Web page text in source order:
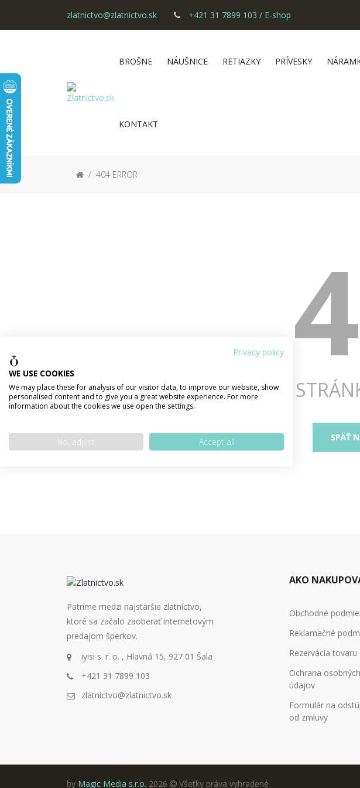
zlatnictvo@zlatnictvo.sk +421 31 7899 103 / E-shop
BROŠNE NÁUŠNICE RETIAZKY PRÍVESKY
KONTAKT
404 ERROR
SPÄŤ
Patríme medzi najstaršie zlatníctvo,
ktoré sa začalo zaoberať internetovým
predajom šperkov.
iyisi s. r. o. , Hlavná 15, 927 01 Šala
+421 31 7899 103
zlatnictvo@zlatnictvo.sk
AKO
Obchodné
Reklamačné
Rezervácia tovaru
Ochrana osobných
údajov
Formulár na
od zmluvy
by Magic Media s.r.o. 2026 Všetky práva vyhradené
Privacy policy
WE USE COOKIES
We may place these for analysis of our visitor data, to improve our website, show
personalised content and to give you a great website experience. For more
information about the cookies we use open the settings.
No, adjust Accept all